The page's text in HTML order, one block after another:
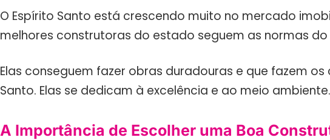
O Espírito Santo está crescendo muito no mercado
melhores construtoras do estado seguem as normas
Elas conseguem fazer obras duradouras e que fazem
Santo. Elas se dedicam à excelência e ao meio ambiente.
A Importância de Escolher uma Boa